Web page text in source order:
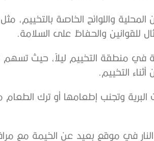
المحلية واللوائح الخاصة بالتخييم،
للقوانين والحفاظ على السلامة.
في منطقة التخييم ليلاً، حيث تسهم
التخييم.
البرية وتجنب إطعامها أو ترك
في موقع بعيد عن الخيمة مع